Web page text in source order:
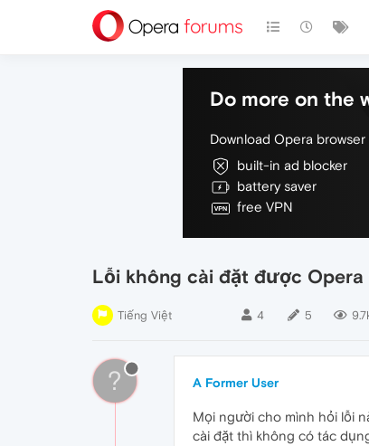
Do more on the
Download Opera browser
built-in ad blocker
battery saver
free VPN
Lỗi không cài đặt được Opera
Tiếng Việt 4 5
? A Former User
Mọi người cho mình hỏi lỗi
cài đặt thì không có tác